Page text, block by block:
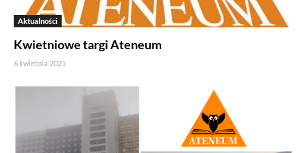
Aktualności
Kwietniowe targi Ateneum
6 kwietnia 2021